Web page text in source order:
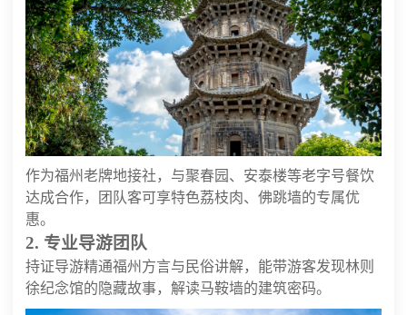
作为福州老牌地接社，与聚春园、安泰楼等老字号餐饮
达成合作，团队客可享特色荔枝肉、佛跳墙的专属优
惠。
2. 专业导游团队
持证导游精通福州方言与民俗讲解，能带游客发现林则
徐纪念馆的隐藏故事，解读马鞍墙的建筑密码。